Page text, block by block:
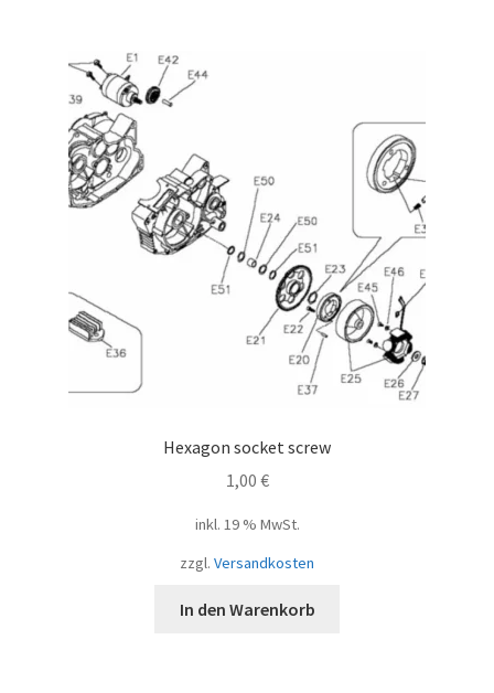
Hexagon socket screw
1,00 €
inkl. 19 % MwSt.
zzgl. Versandkosten
In den Warenkorb